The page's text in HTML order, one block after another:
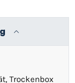
Trockenbox